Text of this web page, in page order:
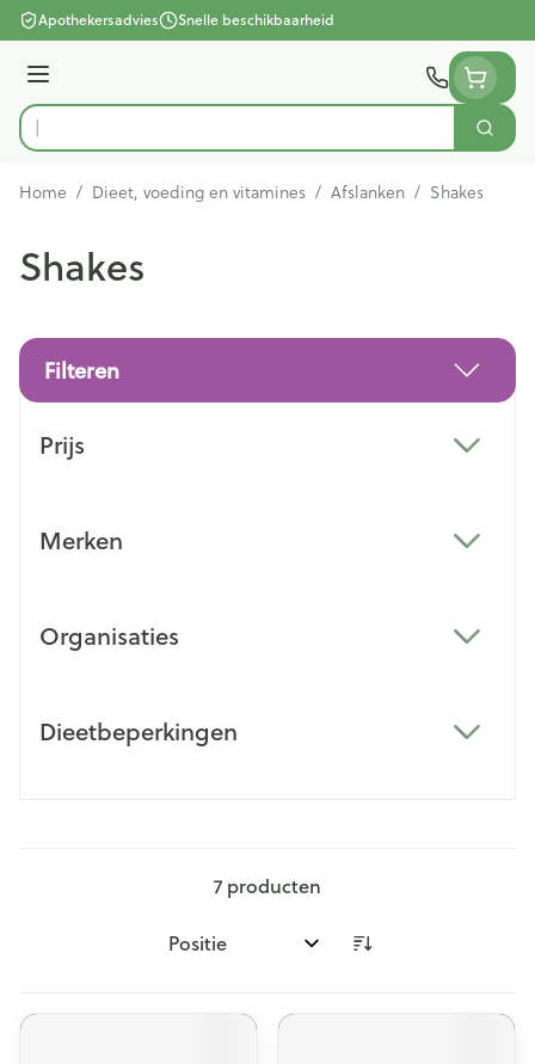
Ga naar de inhoud
Apothekersadvies Snelle beschikbaarheid
Menu
Product, merk, categorie...
Zoek
Home / Dieet, voeding en vitamines / Afslanken / Shakes
Shakes
Filteren
Prijs
Merken
Organisaties
Dieetbeperkingen
7 producten
Sorteer op: